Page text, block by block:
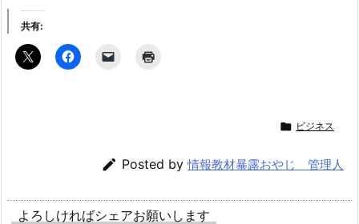
共有:
 ビジネス
 Posted by情報教材暴露おやじ 管理人
よろしければシェアお願いします